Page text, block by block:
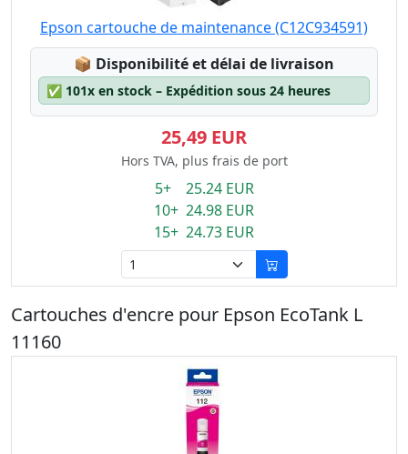
Epson cartouche de maintenance (C12C934591)
📦 Lagerstatus:
Disponibilité et délai de livraison
✅ 101x en stock – Expédition sous 24 heures
25,49 EUR
Hors TVA, plus frais de port
5+ 25.24 EUR
10+ 24.98 EUR
15+ 24.73 EUR
Cartouches d'encre pour Epson EcoTank L
11160